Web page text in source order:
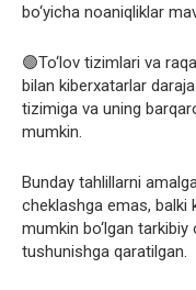
bo‘yicha noaniqliklar
🟣To‘lov tizimlari va
bilan kiberxatarlar
tizimiga va uning
mumkin.
Bunday tahlillarni
cheklashga emas, balki
mumkin bo‘lgan
tushunishga qaratilgan.